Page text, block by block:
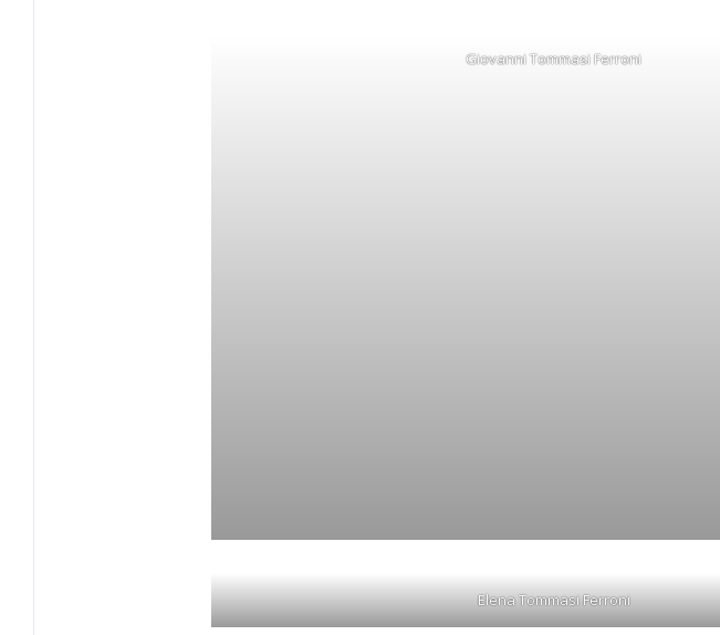
Giovanni Tommasi Ferroni
Elena Tommasi Ferroni